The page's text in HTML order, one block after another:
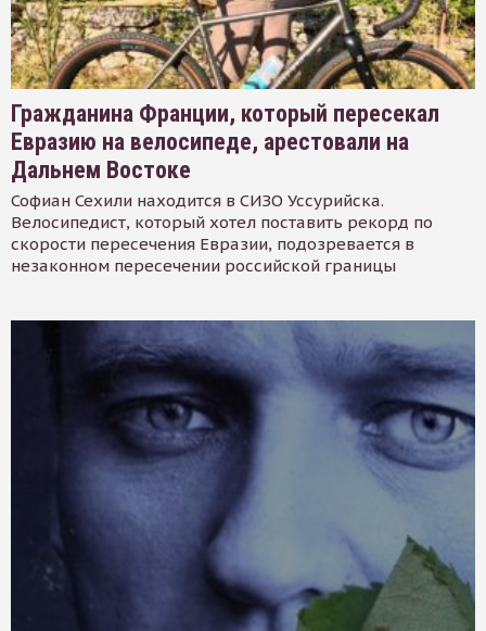
Гражданина Франции, который пересекал
Евразию на велосипеде, арестовали на
Дальнем Востоке
Софиан Сехили находится в СИЗО Уссурийска.
Велосипедист, который хотел поставить рекорд по
скорости пересечения Евразии, подозревается в
незаконном пересечении российской границы